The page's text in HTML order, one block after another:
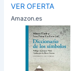
VER OFERTA
Amazon.es